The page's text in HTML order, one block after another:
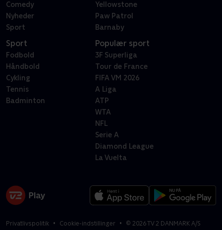
Comedy
Nyheder
Sport
Yellowstone
Paw Patrol
Barnaby
Sport
Fodbold
Håndbold
Cykling
Tennis
Badminton
Populær sport
3F Superliga
Tour de France
FIFA VM 2026
A Liga
ATP
WTA
NFL
Serie A
Diamond League
La Vuelta
Privatlivspolitik Cookie-indstillinger © 2026TV 2 DANMARK A/S